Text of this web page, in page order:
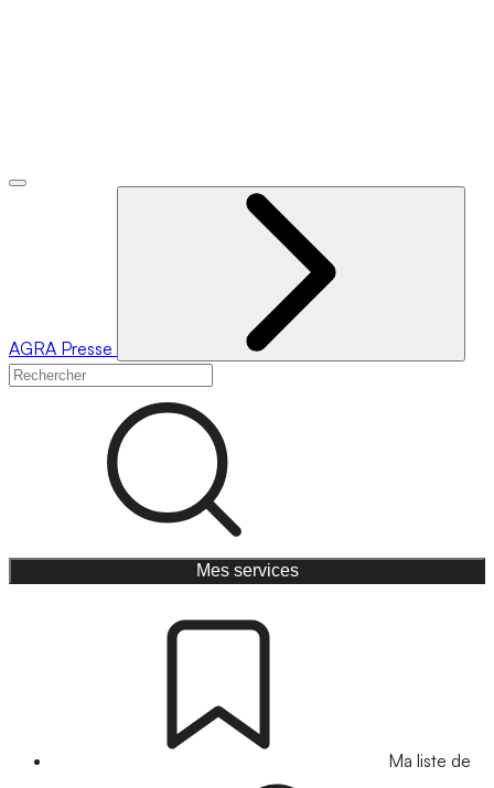
AGRA Presse
Mes services
Ma liste de